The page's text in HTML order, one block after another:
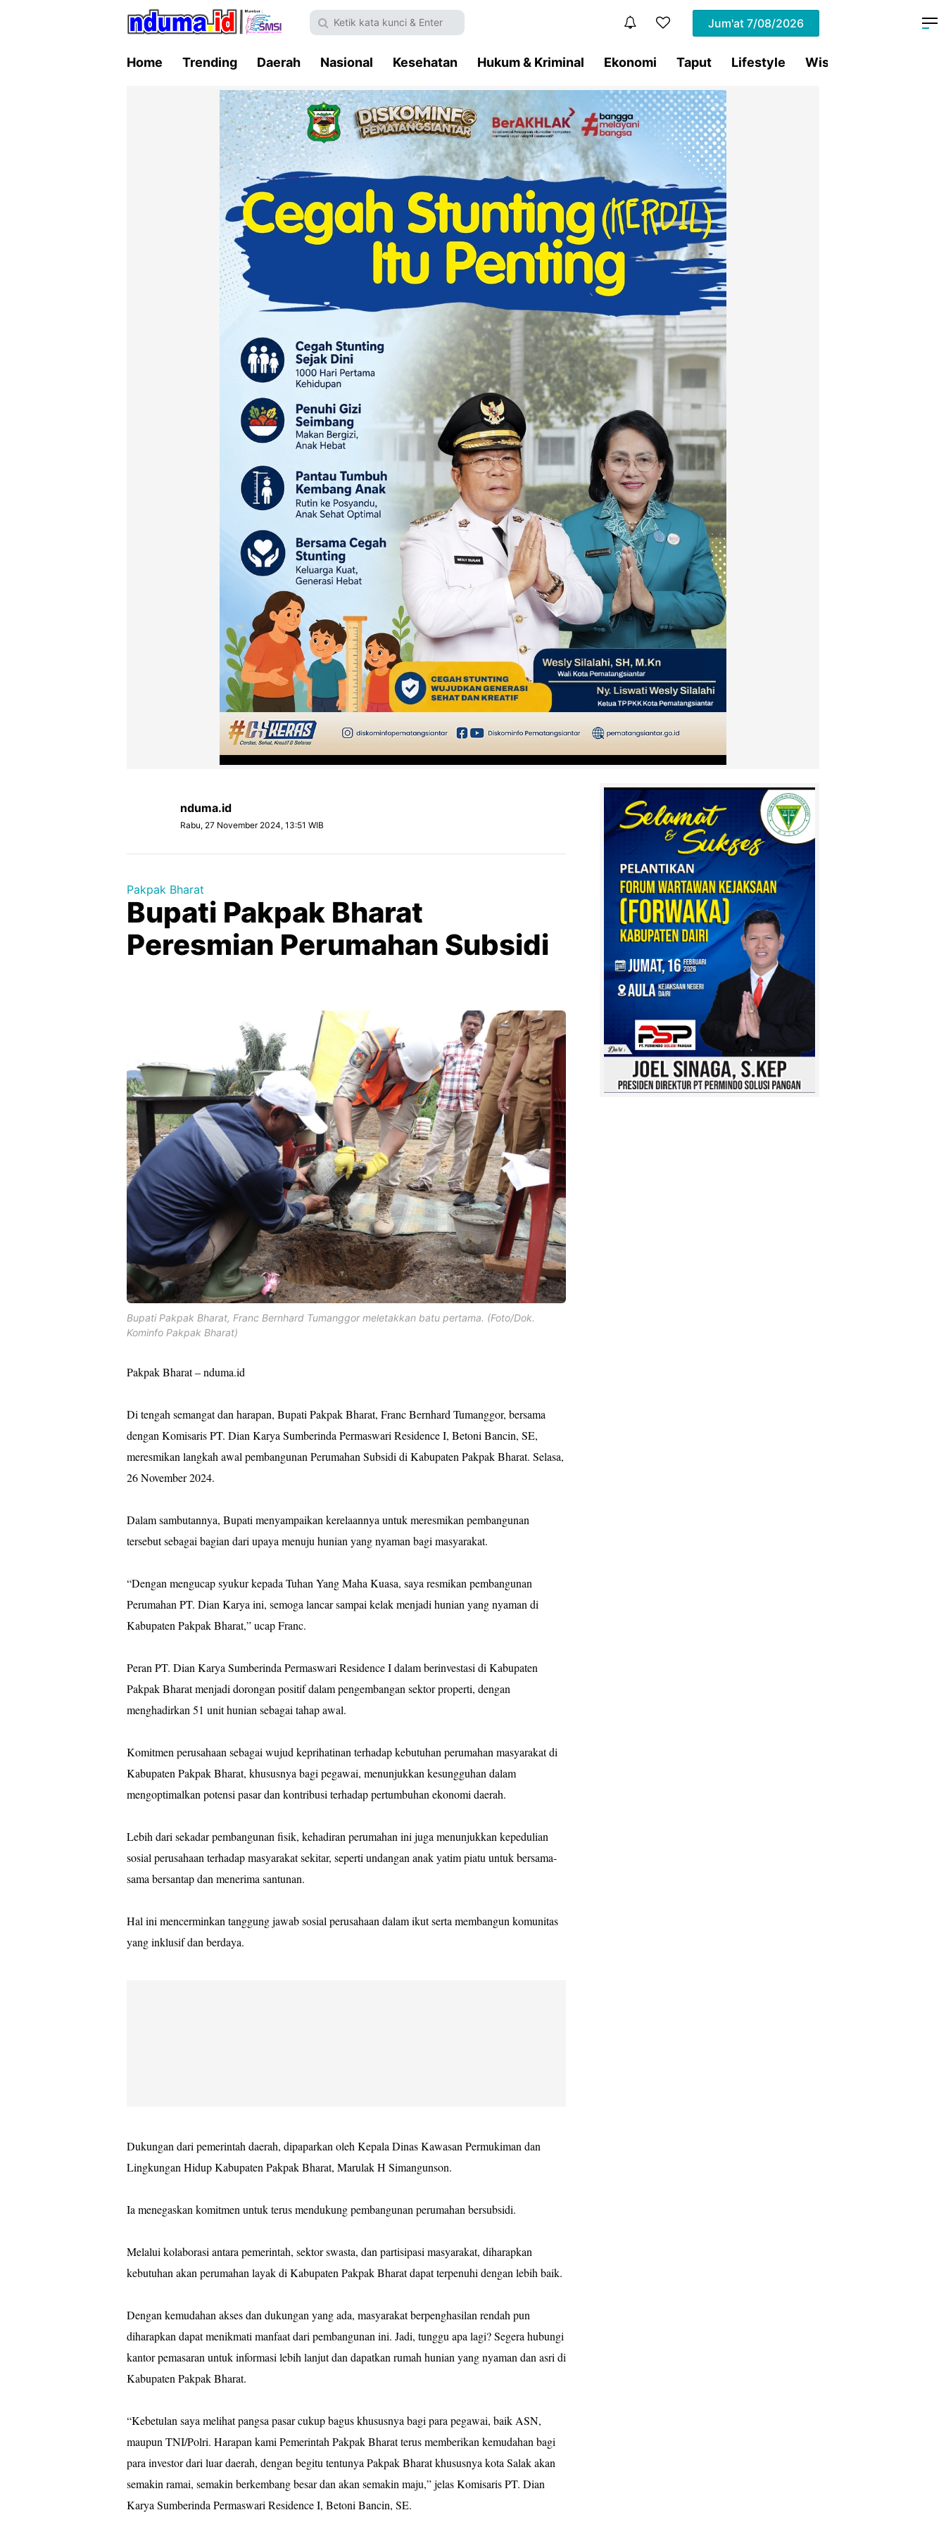
Jum'at 7/08/2026
Home Trending Daerah Nasional Kesehatan Hukum & Kriminal Ekonomi Taput Lifestyle Wisata
nduma.id
Rabu, 27 November 2024, 13:51 WIB
Pakpak Bharat
Bupati Pakpak Bharat
Peresmian Perumahan Subsidi
Bupati Pakpak Bharat, Franc Bernhard Tumanggor meletakkan batu pertama. (Foto/Dok.
Kominfo Pakpak Bharat)
Pakpak Bharat – nduma.id
Di tengah semangat dan harapan, Bupati Pakpak Bharat, Franc Bernhard Tumanggor, bersama
dengan Komisaris PT. Dian Karya Sumberinda Permaswari Residence I, Betoni Bancin, SE,
meresmikan langkah awal pembangunan Perumahan Subsidi di Kabupaten Pakpak Bharat. Selasa,
26 November 2024.
Dalam sambutannya, Bupati menyampaikan kerelaannya untuk meresmikan pembangunan
tersebut sebagai bagian dari upaya menuju hunian yang nyaman bagi masyarakat.
“Dengan mengucap syukur kepada Tuhan Yang Maha Kuasa, saya resmikan pembangunan
Perumahan PT. Dian Karya ini, semoga lancar sampai kelak menjadi hunian yang nyaman di
Kabupaten Pakpak Bharat,” ucap Franc.
Peran PT. Dian Karya Sumberinda Permaswari Residence I dalam berinvestasi di Kabupaten
Pakpak Bharat menjadi dorongan positif dalam pengembangan sektor properti, dengan
menghadirkan 51 unit hunian sebagai tahap awal.
Komitmen perusahaan sebagai wujud keprihatinan terhadap kebutuhan perumahan masyarakat di
Kabupaten Pakpak Bharat, khususnya bagi pegawai, menunjukkan kesungguhan dalam
mengoptimalkan potensi pasar dan kontribusi terhadap pertumbuhan ekonomi daerah.
Lebih dari sekadar pembangunan fisik, kehadiran perumahan ini juga menunjukkan kepedulian
sosial perusahaan terhadap masyarakat sekitar, seperti undangan anak yatim piatu untuk bersama-
sama bersantap dan menerima santunan.
Hal ini mencerminkan tanggung jawab sosial perusahaan dalam ikut serta membangun komunitas
yang inklusif dan berdaya.
Dukungan dari pemerintah daerah, dipaparkan oleh Kepala Dinas Kawasan Permukiman dan
Lingkungan Hidup Kabupaten Pakpak Bharat, Marulak H Simangunson.
Ia menegaskan komitmen untuk terus mendukung pembangunan perumahan bersubsidi.
Melalui kolaborasi antara pemerintah, sektor swasta, dan partisipasi masyarakat, diharapkan
kebutuhan akan perumahan layak di Kabupaten Pakpak Bharat dapat terpenuhi dengan lebih baik.
Dengan kemudahan akses dan dukungan yang ada, masyarakat berpenghasilan rendah pun
diharapkan dapat menikmati manfaat dari pembangunan ini. Jadi, tunggu apa lagi? Segera hubungi
kantor pemasaran untuk informasi lebih lanjut dan dapatkan rumah hunian yang nyaman dan asri di
Kabupaten Pakpak Bharat.
“Kebetulan saya melihat pangsa pasar cukup bagus khususnya bagi para pegawai, baik ASN,
maupun TNI/Polri. Harapan kami Pemerintah Pakpak Bharat terus memberikan kemudahan bagi
para investor dari luar daerah, dengan begitu tentunya Pakpak Bharat khususnya kota Salak akan
semakin ramai, semakin berkembang besar dan akan semakin maju,” jelas Komisaris PT. Dian
Karya Sumberinda Permaswari Residence I, Betoni Bancin, SE.